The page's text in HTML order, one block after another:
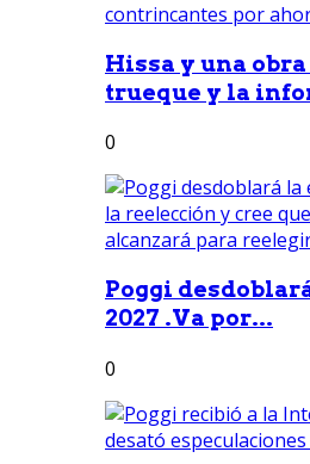
Hissa y una
trueque y la
0
Poggi
2027 .Va por...
0